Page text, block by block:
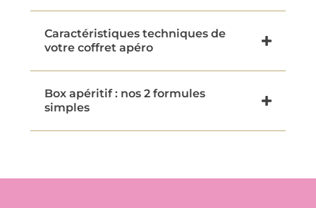
Caractéristiques techniques de
votre coffret apéro
Box apéritif : nos 2 formules
simples